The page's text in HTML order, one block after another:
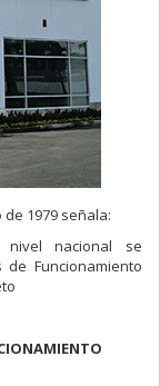
1979 señala:
nivel nacional se
Funcionamiento